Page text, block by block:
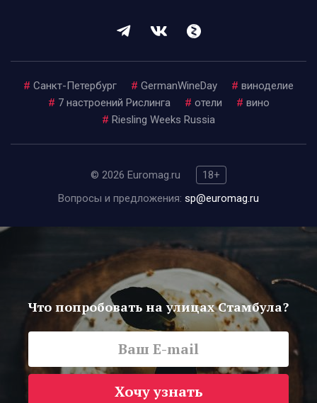
# Санкт-Петербург # GermanWineDay # виноделие
# 7 настроений Рислинга # отели # вино
# Riesling Weeks Russia
© 2026 Euromag.ru
18+
Вопросы и предложения: sp@euromag.ru
Что попробовать на улицах Стамбула?
Хочу узнать